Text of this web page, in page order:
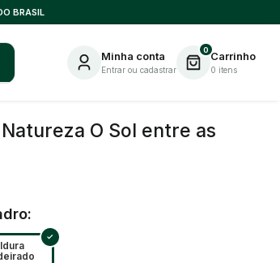
BRASIL
Minha conta
Entrar ou cadastrar
0 Carrinho
0 itens
O Sol entre as